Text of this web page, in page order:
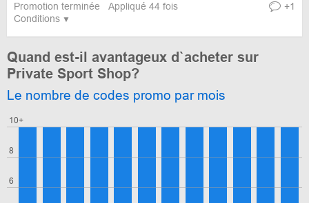
Conditions
Promotion terminée Appliqué 44 fois +1
Quand est-il avantageux d`acheter sur
Private Sport Shop?
Le nombre de codes promo par mois
6
8
10+